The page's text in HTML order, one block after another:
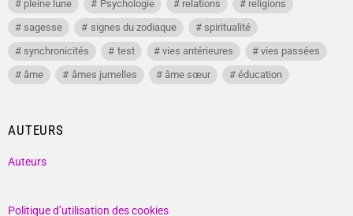
pleine lune
Psychologie relations
religions
sagesse
signes du zodiaque
spiritualité
synchronicités
test vies antérieures
vies passées
âme
âmes jumelles âme sœur éducation
AUTEURS
Auteurs
Politique d’utilisation des cookies